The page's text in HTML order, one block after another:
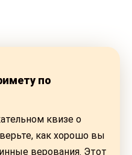
по
квизе о
как хорошо вы
верования. Этот